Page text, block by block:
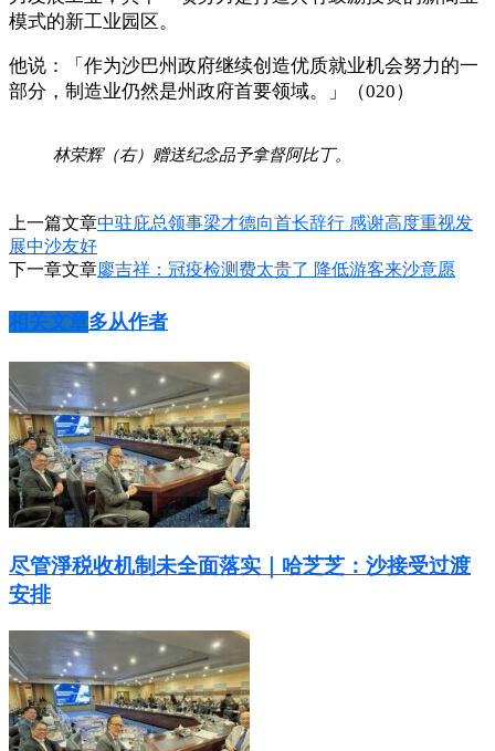
模式的新工业园区。
他说：「作为沙巴州政府继续创造优质就业机会努力的一
部分，制造业仍然是州政府首要领域。」（020）
林荣辉（右）赠送纪念品予拿督阿比丁。
上一篇文章中驻庇总领事梁才德向首长辞行 感谢高度重视发
展中沙友好
下一章文章廖吉祥：冠疫检测费太贵了 降低游客来沙意愿
相关文章多从作者
尽管淨税收机制未全面落实｜哈芝芝：沙接受过渡
安排